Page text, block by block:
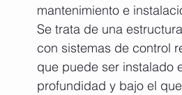
mantenimiento e
Se trata de una
con sistemas de control
que puede ser instalado
profundidad y bajo el